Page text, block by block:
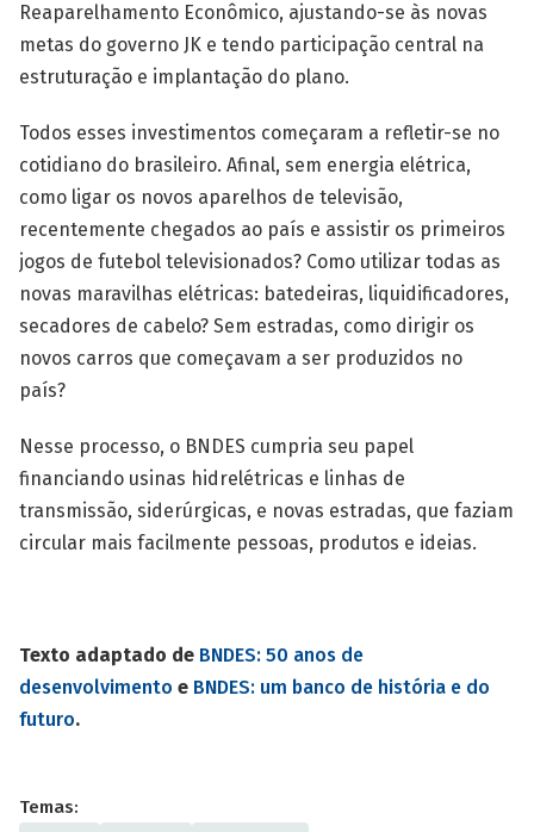
Reaparelhamento Econômico, ajustando-se às novas
metas do governo JK e tendo participação central na
estruturação e implantação do plano.
Todos esses investimentos começaram a refletir-se no
cotidiano do brasileiro. Afinal, sem energia elétrica,
como ligar os novos aparelhos de televisão,
recentemente chegados ao país e assistir os primeiros
jogos de futebol televisionados? Como utilizar todas as
novas maravilhas elétricas: batedeiras, liquidificadores,
secadores de cabelo? Sem estradas, como dirigir os
novos carros que começavam a ser produzidos no
país?
Nesse processo, o BNDES cumpria seu papel
financiando usinas hidrelétricas e linhas de
transmissão, siderúrgicas, e novas estradas, que faziam
circular mais facilmente pessoas, produtos e ideias.
Texto adaptado de BNDES: 50 anos de
desenvolvimento e BNDES: um banco de história e do
futuro.
Temas: